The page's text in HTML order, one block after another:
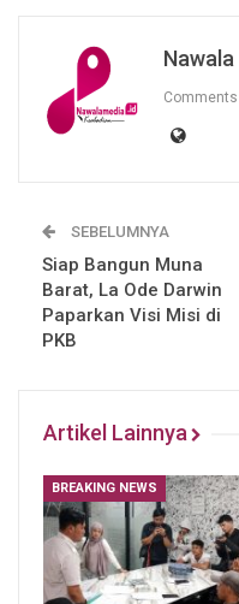
Comments
SEBELUMNYA
Siap Bangun Muna
Barat, La Ode Darwin
Paparkan Visi Misi di
PKB
Artikel Lainnya
BREAKING NEWS